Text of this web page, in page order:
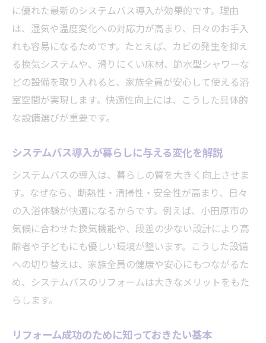
システムバスリフォームで叶う毎日の快適
さ
自宅の浴室に最適なシステムバスの特徴と
は
リフォームで重視すべき機能と設備の選び
方
評判が高いシステムバスのリフォーム事例
浴室リフォームを成功させる比較ポイント
ショールーム体験で分かるシステムバスの
違い
浴室リフォームなら知っておきたい基礎知識
システムバス導入前に知るべき工事内容と
リフォーム費用の目安や抑えるポイント解
に優れた最新のシステムバス導入が効果的です。理由
は、湿気や温度変化への対応力が高まり、日々のお手入
れも容易になるためです。たとえば、カビの発生を抑え
る換気システムや、滑りにくい床材、節水型シャワーな
どの設備を取り入れると、家族全員が安心して使える浴
室空間が実現します。快適性向上には、こうした具体的
な設備選びが重要です。
システムバス導入が暮らしに与える変化を解説
システムバスの導入は、暮らしの質を大きく向上させま
す。なぜなら、断熱性・清掃性・安全性が高まり、日々
の入浴体験が快適になるからです。例えば、小田原市の
気候に合わせた換気機能や、段差の少ない設計により高
齢者や子どもにも優しい環境が整います。こうした設備
への切り替えは、家族全員の健康や安心にもつながるた
め、システムバスのリフォームは大きなメリットをもた
らします。
リフォーム成功のために知っておきたい基本